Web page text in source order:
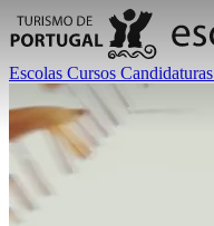
Escolas Cursos Candidaturas